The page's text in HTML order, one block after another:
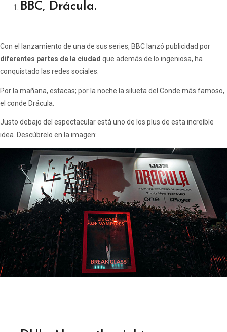
BBC, Drácula.
Con el lanzamiento de una de sus series, BBC lanzó publicidad por
diferentes partes de la ciudad que además de lo ingeniosa, ha
conquistado las redes sociales.
Por la mañana, estacas; por la noche la silueta del Conde más famoso,
el conde Drácula.
Justo debajo del espectacular está uno de los plus de esta increíble
idea. Descúbrelo en la imagen: